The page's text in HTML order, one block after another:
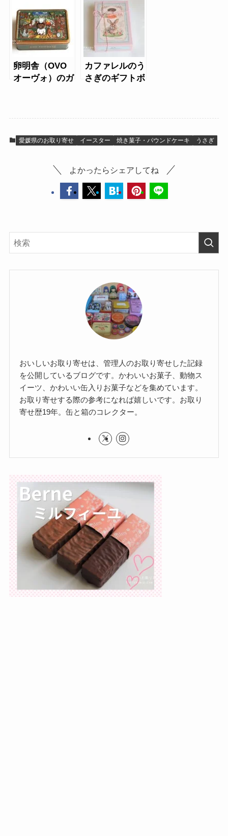
卵明舎（OVO
オーヴォ）のガ
カファレルのう
さぎのギフトボ
愛媛県のお取り寄せ イースター 焼き菓子・パウンドケーキ うさぎ
よかったらシェアしてね
おいしいお取り寄せは、管理人のお取り寄せした記録
を公開しているブログです。かわいいお菓子、動物ス
イーツ、かわいい缶入りお菓子などを集めています。
お取り寄せする際の参考になれば嬉しいです。お取り
寄せ歴19年。缶と箱のコレクター。